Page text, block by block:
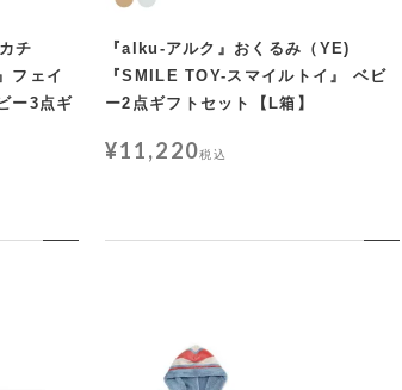
チ
フェイ
ー3点ギ
『alku-アルク』おくるみ（YE)
『SMILE TOY-スマイルトイ』 ベビ
ー2点ギフトセット【L箱】
¥11,220税込